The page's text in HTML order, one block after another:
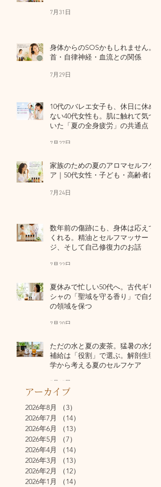
7月31日
身体からのSOSかもしれません。
首・自律神経・血流との関係
7月29日
10代のバレエ女子も、休日に休め
ない40代女性も。肌に触れて気づ
いた「夏の全身疲労」の共通点
7月27日
家族のための夏のアロマセルフケ
ア｜50代女性・子ども・高齢者に
7月24日
数年前の傷跡にも、身体は応えて
くれる。精油とセルフマッサー
ジ、そして自己修復力のお話
7月22日
夏休みで忙しい50代へ。古代ギリ
シャの「聖域を守る香り」で自分
の領域を保つ
7月20日
ただの水と夏の麦茶。猛暑の水分
補給は「役割」で選ぶ。解剖生理
学から考える夏のセルフケア
7月17日
アーカイブ
2026年8月
（3）
2026年7月
（14）
2026年6月
（13）
2026年5月
（7）
2026年4月
（14）
2026年3月
（13）
2026年2月
（12）
2026年1月
（14）